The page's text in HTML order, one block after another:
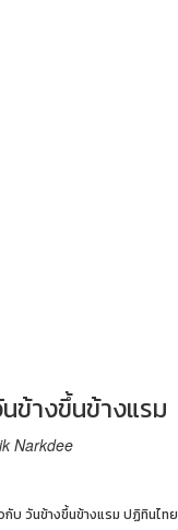
ข้างขึ้นข้างแรม
Narkdee
กับ วันข้างขึ้นข้างแรม ปฏิทินไทย